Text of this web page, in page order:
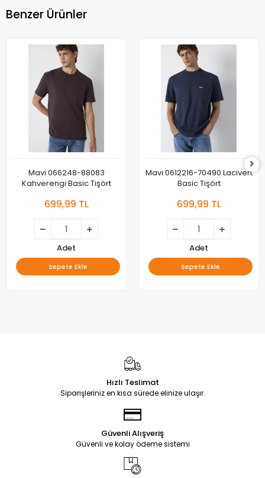
Benzer Ürünler
Mavi 066248-88083
Kahverengi Basic Tişört
699,99 TL
Adet
Sepete Ekle
Mavi 0612216-70490 Lacivert
Basic Tişört
699,99 TL
Adet
Sepete Ekle
Hızlı Teslimat
Siparişleriniz en kısa sürede elinize ulaşır.
Güvenli Alışveriş
Güvenli ve kolay ödeme sistemi